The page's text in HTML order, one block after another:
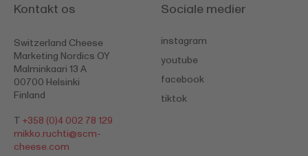
Kontakt os
Switzerland Cheese
Marketing Nordics OY
Malminkaari 13 A
00700 Helsinki
Finland
T +358 (0)4 002 78 129
mikko.ruchti@scm-
cheese.com
Sociale medier
instagram
youtube
facebook
tiktok